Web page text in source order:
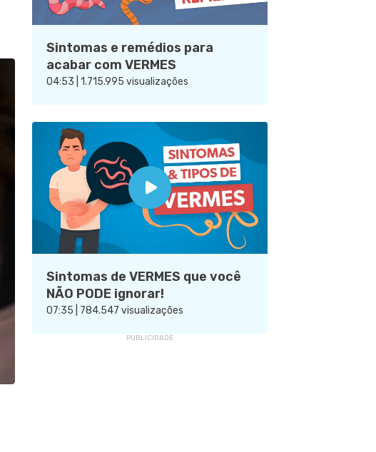
Sintomas e remédios para
acabar com VERMES
04:53 | 1.715.995 visualizações
Sintomas de VERMES que você
NÃO PODE ignorar!
07:35 | 784.547 visualizações